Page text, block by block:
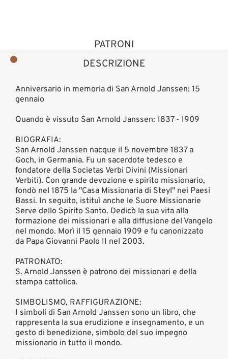
DESCRIZIONE
PATRONI
Anniversario in memoria di San Arnold Janssen: 15
gennaio
Quando è vissuto San Arnold Janssen: 1837 - 1909
BIOGRAFIA:
San Arnold Janssen nacque il 5 novembre 1837 a
Goch, in Germania. Fu un sacerdote tedesco e
fondatore della Societas Verbi Divini (Missionari
Verbiti). Con grande devozione e spirito missionario,
fondò nel 1875 la "Casa Missionaria di Steyl" nei Paesi
Bassi. In seguito, istituì anche le Suore Missionarie
Serve dello Spirito Santo. Dedicò la sua vita alla
formazione dei missionari e alla diffusione del Vangelo
nel mondo. Morì il 15 gennaio 1909 e fu canonizzato
da Papa Giovanni Paolo II nel 2003.
PATRONATO:
S. Arnold Janssen è patrono dei missionari e della
stampa cattolica.
SIMBOLISMO, RAFFIGURAZIONE:
I simboli di San Arnold Janssen sono un libro, che
rappresenta la sua erudizione e insegnamento, e un
gesto di benedizione, simbolo del suo impegno
missionario in tutto il mondo.